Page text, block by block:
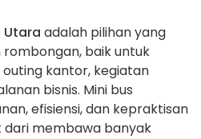
Utara adalah pilihan yang
baik untuk
kantor, kegiatan
bisnis. Mini bus
efisiensi, dan kepraktisan
membawa banyak